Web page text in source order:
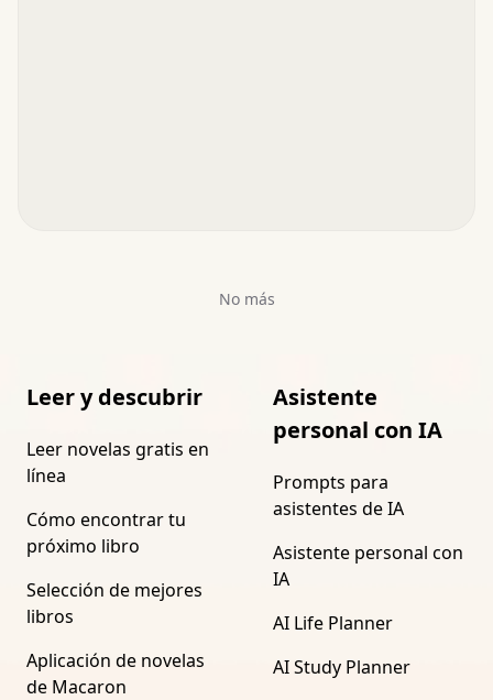
No más
Leer y descubrir
Leer novelas gratis en
línea
Cómo encontrar tu
próximo libro
Selección de mejores
libros
Aplicación de novelas
de Macaron
Asistente
personal con IA
Prompts para
asistentes de IA
Asistente personal con
IA
AI Life Planner
AI Study Planner